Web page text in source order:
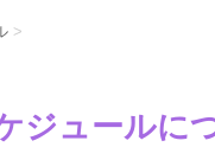
>
ジュールに